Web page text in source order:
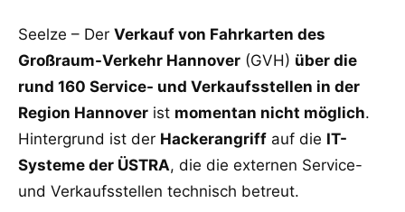
Seelze – Der Verkauf von Fahrkarten des
Großraum-Verkehr Hannover (GVH) über die
rund 160 Service- und Verkaufsstellen in der
Region Hannover ist momentan nicht möglich.
Hintergrund ist der Hackerangriff auf die IT-
Systeme der ÜSTRA, die die externen Service-
und Verkaufsstellen technisch betreut.